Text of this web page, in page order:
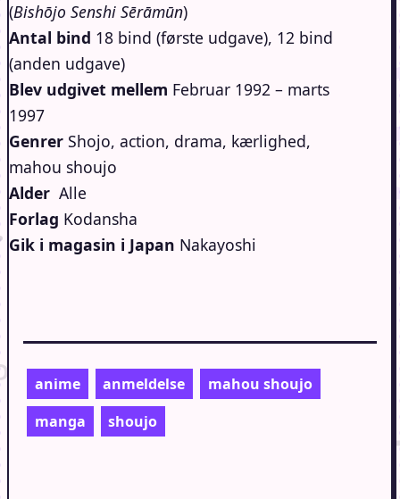
(Bishōjo Senshi Sērāmūn)
Antal bind 18 bind (første udgave), 12 bind
(anden udgave)
Blev udgivet mellem Februar 1992 – marts
1997
Genrer Shojo, action, drama, kærlighed,
mahou shoujo
Alder Alle
Forlag Kodansha
Gik i magasin i Japan Nakayoshi
anime anmeldelse
mahou shoujo
manga
shoujo